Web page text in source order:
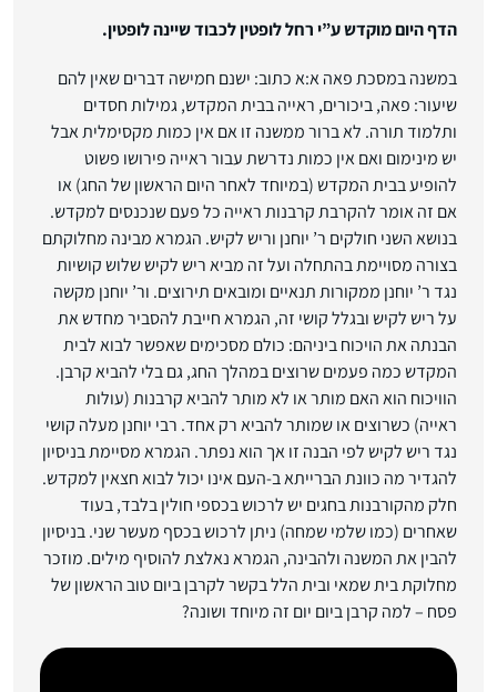
הדף היום מוקדש ע”י רחל לופטין לכבוד שיינה לופטין.
במשנה במסכת פאה א:א כתוב: ישנם חמישה דברים שאין להם
שיעור: פאה, ביכורים, ראייה בבית המקדש, גמילות חסדים
ותלמוד תורה. לא ברור ממשנה זו אם אין כמות מקסימלית אבל
יש מינימום ואם אין כמות נדרשת עבור ראייה פירושו פשוט
להופיע בבית המקדש (במיוחד לאחר היום הראשון של החג) או
אם זה אומר להקרבת קרבנות ראייה כל פעם שנכנסים למקדש.
בנושא השני חולקים ר’ יוחנן וריש לקיש. הגמרא מבינה מחלוקתם
בצורה מסויימת בהתחלה ועל זה מביא ריש לקיש שלוש קושיות
נגד ר’ יוחנן ממקורות תנאיים ומובאים תירוצים. ור’ יוחנן מקשה
על ריש לקיש ובגלל קושי זה, הגמרא חייבת להסביר מחדש את
הבנתה את הויכוח ביניהם: כולם מסכימים שאפשר לבוא לבית
המקדש כמה פעמים שרוצים במהלך החג, גם בלי להביא קרבן.
הוויכוח הוא האם מותר או לא מותר להביא קרבנות (עולות
ראייה) כשרוצים או שמותר להביא רק אחד. רבי יוחנן מעלה קושי
נגד ריש לקיש לפי הבנה זו אך הוא נפתר. הגמרא מסיימת בניסיון
להגדיר מה כוונת הברייתא ב-העם אינו יכול לבוא חצאין למקדש.
חלק מהקורבנות בחגים יש לרכוש בכספי חולין בלבד, בעוד
שאחרים (כמו שלמי שמחה) ניתן לרכוש בכסף מעשר שני. בניסיון
להבין את המשנה ולהבינה, הגמרא נאלצת להוסיף מילים. מוזכר
מחלוקת בית שמאי ובית הלל בקשר לקרבן ביום טוב הראשון של
פסח – למה קרבן ביום יום זה מיוחד ושונה?